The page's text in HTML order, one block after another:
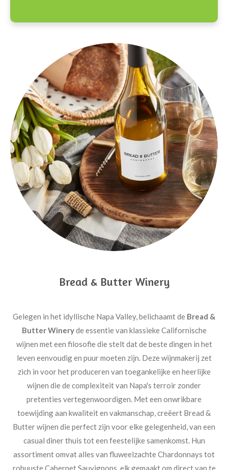
Bread & Butter Winery
Gelegen in het idyllische Napa Valley, belichaamt de Bread &
Butter Wineryde essentie van klassieke Californische
wijnen met een filosofie die stelt dat de beste dingen in het
leven eenvoudig en puur moeten zijn. Deze wijnmakerij zet
zich in voor het produceren van toegankelijke en heerlijke
wijnen die de complexiteit van Napa's terroir zonder
pretenties vertegenwoordigen. Met een onwrikbare
toewijding aan kwaliteit en vakmanschap, creëert Bread &
Butter wijnen die perfect zijn voor elke gelegenheid, van een
casual diner thuis tot een feestelijke samenkomst. Hun
assortiment omvat alles van fluweelzachte Chardonnays tot
robuuste Cabernet Sauvignons, elk gemaakt om direct van te